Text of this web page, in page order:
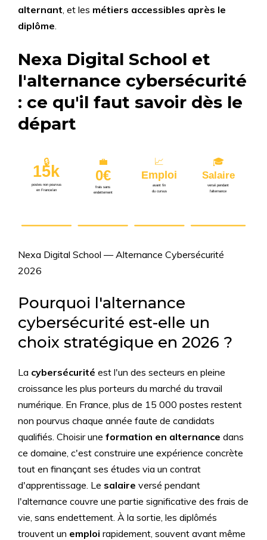
alternant, et les métiers accessibles après le
diplôme.
Nexa Digital School et
l'alternance cybersécurité
: ce qu'il faut savoir dès le
départ
15k
postes non pourvus
en France/an
🔒 💼
0€
frais sans
endettement
📈
Emploi
avant fin
du cursus
🎓
Salaire
versé pendant
l’alternance
Nexa Digital School — Alternance Cybersécurité
2026
Pourquoi l'alternance
cybersécurité est-elle un
choix stratégique en 2026 ?
La cybersécurité est l'un des secteurs en pleine
croissance les plus porteurs du marché du travail
numérique. En France, plus de 15 000 postes restent
non pourvus chaque année faute de candidats
qualifiés. Choisir une formation en alternance dans
ce domaine, c'est construire une expérience concrète
tout en finançant ses études via un contrat
d'apprentissage. Le salaire versé pendant
l'alternance couvre une partie significative des frais de
vie, sans endettement. À la sortie, les diplômés
trouvent un emploi rapidement, souvent avant même